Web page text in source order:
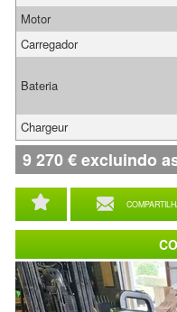
Motor
Carregador
Bateria
Chargeur
9 270€excluindo